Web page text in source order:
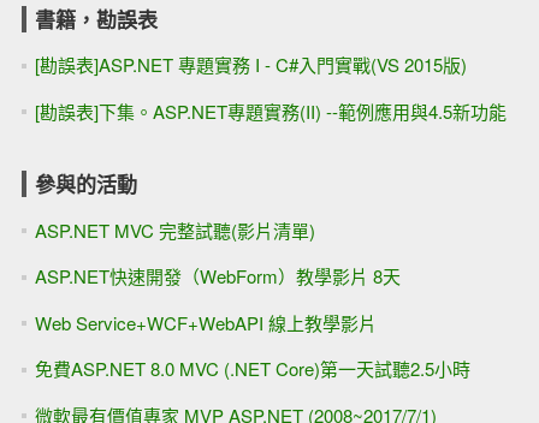
書籍，勘誤表
[勘誤表]ASP.NET 專題實務 I - C#入門實戰(VS 2015版)
[勘誤表]下集。ASP.NET專題實務(II) --範例應用與4.5新功能
參與的活動
ASP.NET MVC 完整試聽(影片清單)
ASP.NET快速開發（WebForm）教學影片 8天
Web Service+WCF+WebAPI 線上教學影片
免費ASP.NET 8.0 MVC (.NET Core)第一天試聽2.5小時
微軟最有價值專家 MVP ASP.NET (2008~2017/7/1)